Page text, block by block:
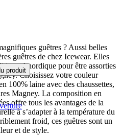
guêtres ? Aussi belles
guêtres de chez Icewear. Elles
nordique pour être assorties
Choisissez votre couleur
100% laine avec des chaussettes,
Magney. La composition en
offre tous les avantages de la
à s’adapter à la température du
froid, ces guêtres sont un
et de style.
produit